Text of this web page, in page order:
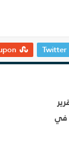
Twitter
في